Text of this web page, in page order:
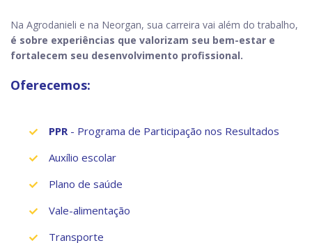
Na Agrodanieli e na Neorgan, sua carreira vai além do trabalho,
é sobre experiências que valorizam seu bem-estar e
fortalecem seu desenvolvimento profissional.
Oferecemos:
PPR - Programa de Participação nos Resultados
Auxílio escolar
Plano de saúde
Vale-alimentação
Transporte